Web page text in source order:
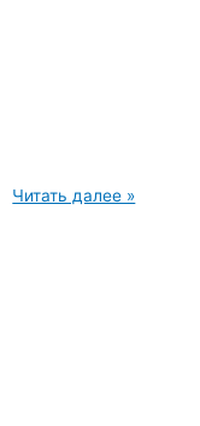
Раджа
Читать далее »